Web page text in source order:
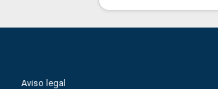
Aviso legal